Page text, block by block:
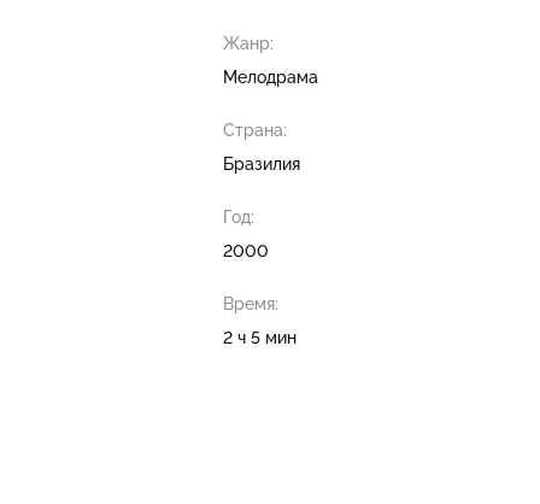
Жанр:
Мелодрама
Страна:
Бразилия
Год:
2000
Время:
2 ч 5 мин